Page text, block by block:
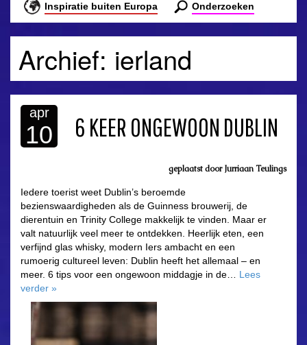
Inspiratie buiten Europa Onderzoeken
Archief: ierland
apr
10 6 KEER ONGEWOON DUBLIN
geplaatst doorJurriaan Teulings
Iedere toerist weet Dublin’s beroemde
bezienswaardigheden als de Guinness brouwerij, de
dierentuin en Trinity College makkelijk te vinden. Maar er
valt natuurlijk veel meer te ontdekken. Heerlijk eten, een
verfijnd glas whisky, modern Iers ambacht en een
rumoerig cultureel leven: Dublin heeft het allemaal – en
meer. 6 tips voor een ongewoon middagje in de… Lees
verder »